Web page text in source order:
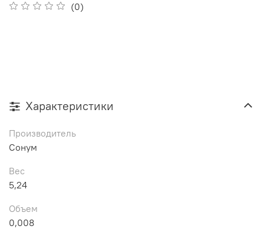
(0)
Характеристики
Производитель
Сонум
Вес
5,24
Объем
0,008